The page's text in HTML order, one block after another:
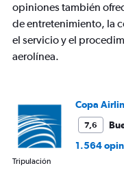
opiniones también
de entretenimiento, la
el servicio y el
aerolínea.
Copa
7,6
1.564
Tripulación